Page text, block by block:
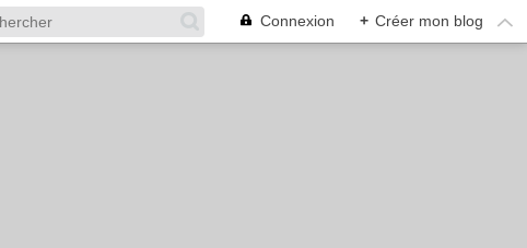
Connexion + Créer mon blog